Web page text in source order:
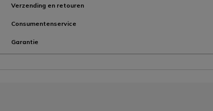
Verzending en retouren
Consumentenservice
Garantie